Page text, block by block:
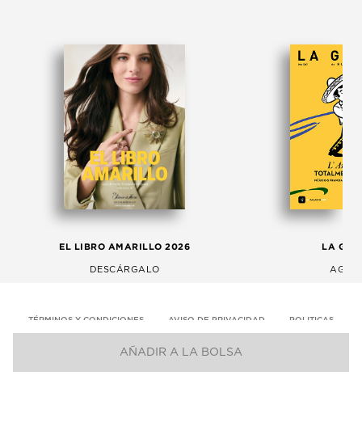
AÑADIR A LA BOLSA
EL LIBRO AMARILLO 2026
DESCÁRGALO
LA
TÉRMINOS Y CONDICIONES AVISO DE PRIVACIDAD POLITICAS